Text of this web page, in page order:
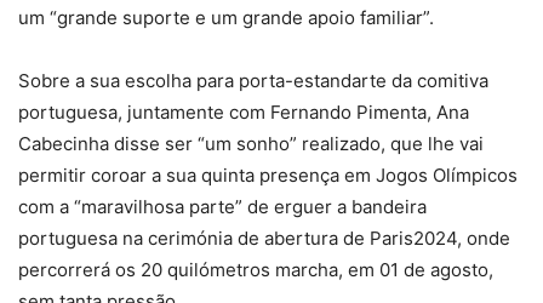
um “grande suporte e um grande apoio familiar”.
Sobre a sua escolha para porta-estandarte da comitiva
portuguesa, juntamente com Fernando Pimenta, Ana
Cabecinha disse ser “um sonho” realizado, que lhe vai
permitir coroar a sua quinta presença em Jogos Olímpicos
com a “maravilhosa parte” de erguer a bandeira
portuguesa na cerimónia de abertura de Paris2024, onde
percorrerá os 20 quilómetros marcha, em 01 de agosto,